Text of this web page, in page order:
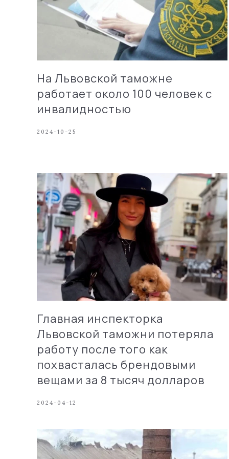
На Львовской таможне
работает около 100 человек с
инвалидностью
2024-10-25
Главная инспекторка
Львовской таможни потеряла
работу после того как
похвасталась брендовыми
вещами за 8 тысяч долларов
2024-04-12